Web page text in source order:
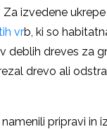
Za izvedene
vrb, ki so
deblih dreves za
drevo ali
pripravi in